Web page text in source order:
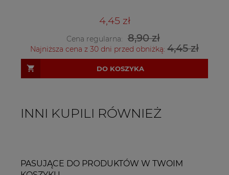
4,45 zł
Cena regularna: 8,90 zł
Najniższa cena z 30 dni przed obniżką: 4,45 zł
DO KOSZYKA
INNI KUPILI RÓWNIEŻ
PASUJĄCE DO PRODUKTÓW W TWOIM